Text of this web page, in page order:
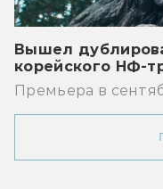
Вышел
корейского НФ-
Премьера в